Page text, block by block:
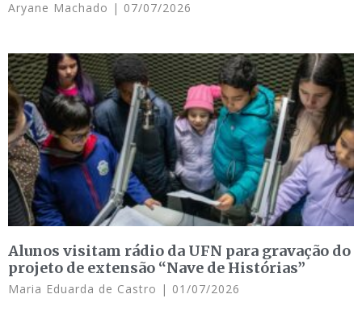
Aryane Machado 07/07/2026
Alunos visitam rádio da UFN para gravação do
projeto de extensão “Nave de Histórias”
Maria Eduarda de Castro 01/07/2026